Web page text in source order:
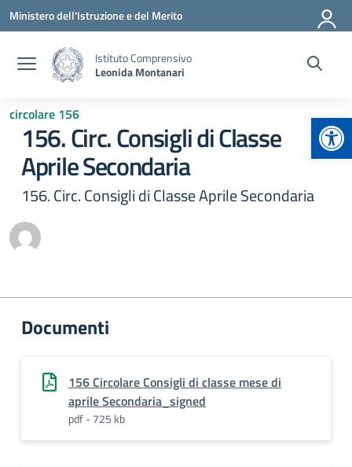
Vai ai contenuti
Vai al menu di navigazione
Vai al footer
Ministero dell'Istruzione e del Merito
Istituto Comprensivo
Leonida Montanari
circolare 156
156. Circ. Consigli di Classe
Aprile Secondaria
156. Circ. Consigli di Classe Aprile Secondaria
Documenti
156 Circolare Consigli di classe mese di
aprile Secondaria_signed
pdf - 725 kb